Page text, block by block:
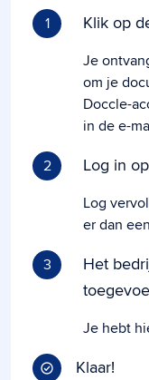
1 Klik op
Je
om je
Doccle-
in de e-
2
Log in
Log
er dan
3
Het
Je hebt
Klaar!